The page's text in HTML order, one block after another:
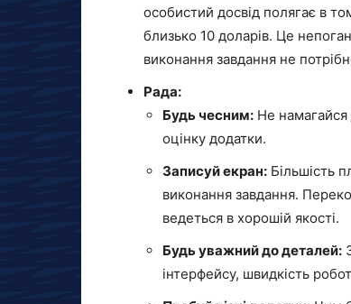
особистий досвід полягає в
близько 10 доларів. Це
виконання завдання не
Рада:
Будь чесним: Не намагайся
оцінку додатки.
Записуй екран: Більшість
виконання завдання.
ведеться в хорошій якості.
Будь уважний до деталей:
інтерфейсу, швидкість